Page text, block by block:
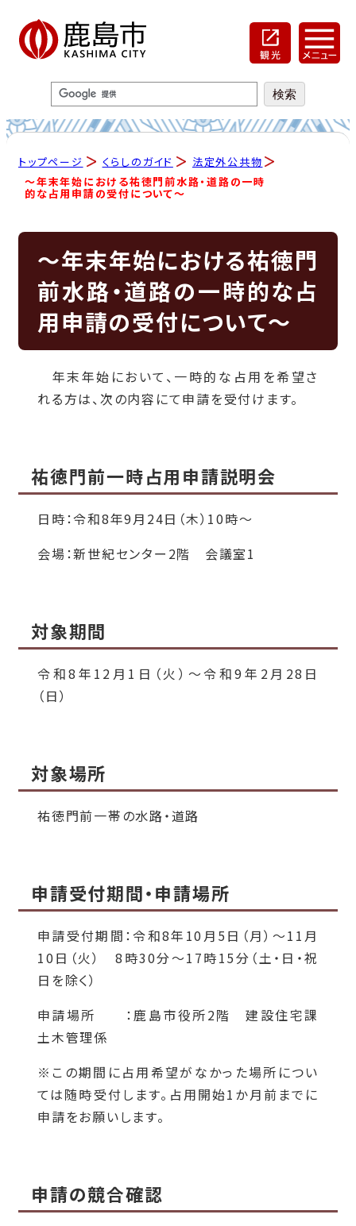
トップページ くらしのガイド
法定外公共物
～年末年始における祐徳門前水路・道路の一時
的な占用申請の受付について～
～年末年始における祐徳門
前水路・道路の一時的な占
用申請の受付について～
年末年始において、一時的な占用を希望さ
れる方は、次の内容にて申請を受付けます。
祐徳門前一時占用申請説明会
日時：令和8年9月24日（木）10時～
会場：新世紀センター2階 会議室1
対象期間
令和8年12月1日（火）～令和9年2月28日
（日）
対象場所
祐徳門前一帯の水路・道路
申請受付期間・申請場所
申請受付期間：令和8年10月5日（月）～11月
10日（火）8時30分～17時15分（土・日・祝
日を除く）
申請場所 ：鹿島市役所2階 建設住宅課
土木管理係
※この期間に占用希望がなかった場所につい
ては随時受付します。占用開始1か月前までに
申請をお願いします。
申請の競合確認